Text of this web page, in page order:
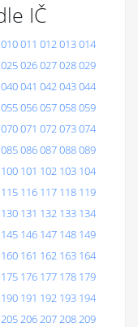
IČ
010011 012013014
025026027028029
040041 042043044
055056057058059
070071 072073074
085086087088089
100 101 102 103 104
115 116 117 118 119
130 131 132 133 134
145 146 147 148 149
160 161 162 163 164
175 176 177 178 179
190 191 192 193 194
205206207208209